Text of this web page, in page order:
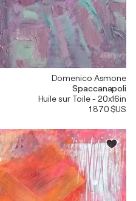
Domenico Asmone
Spaccanapoli
Huile sur Toile - 20x16in
1 870 $US